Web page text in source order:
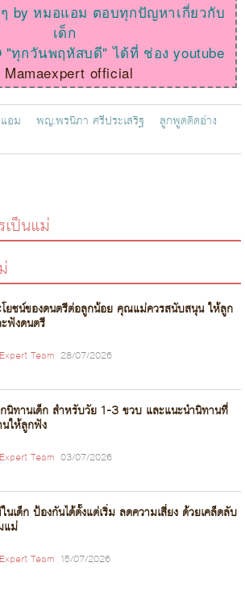
ๆ by หมอแอม ตอบทุกปัญหาเกี่ยวกับ
เด็ก
"ทุกวันพฤหัสบดี" ได้ที่ ช่อง youtube
Mamaexpert official
อม พญ.พรนิภา ศรีประเสริฐ
ลูกพูดติดอ่าง
ป็นแม่
ยชน์ของดนตรีต่อลูกน้อย คุณแม่ควรสนับสนุน ให้ลูก
ฟังดนตรี
Team 28/07/2026
กนิทานเด็ก สำหรับวัย 1-3 ขวบ และแนะนำนิทานที่
นให้ลูกฟัง
Team 03/07/2026
เด็ก ป้องกันได้ตั้งแต่เริ่ม ลดความเสี่ยง ด้วยเคล็ดลับ
แม่
Team 15/07/2026